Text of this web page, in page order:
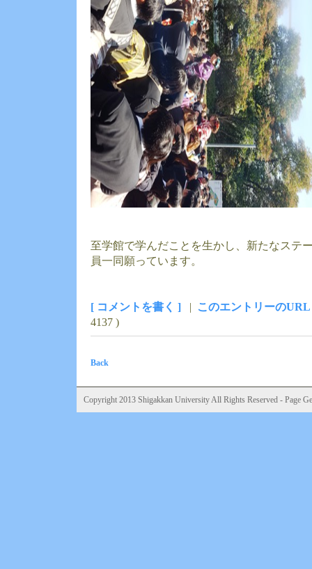
至学館で学んだことを生かし、新たなステ
員一同願っています。
[ コメントを書く ] | このエントリーのURL
4137 )
Back
Copyright 2013 Shigakkan University All Rights Reserved - Page